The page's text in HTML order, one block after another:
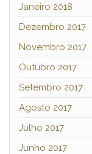
Janeiro 2018
Dezembro 2017
Novembro 2017
Outubro 2017
Setembro 2017
Agosto 2017
Julho 2017
Junho 2017